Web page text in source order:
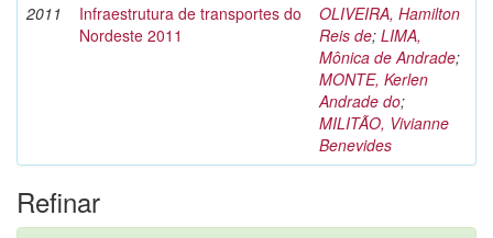
2011
Infraestrutura de transportes do
Nordeste 2011
OLIVEIRA, Hamilton
Reis de; LIMA,
Mônica de Andrade;
MONTE, Kerlen
Andrade do;
MILITÃO, Vivianne
Benevides
Refinar